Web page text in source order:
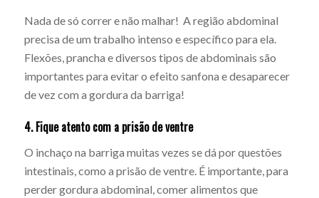
Nada de só correr e não malhar! A região abdominal
precisa de um trabalho intenso e específico para ela.
Flexões, prancha e diversos tipos de abdominais são
importantes para evitar o efeito sanfona e desaparecer
de vez com a gordura da barriga!
4. Fique atento com a prisão de ventre
O inchaço na barriga muitas vezes se dá por questões
intestinais, como a prisão de ventre. É importante, para
perder gordura abdominal, comer alimentos que